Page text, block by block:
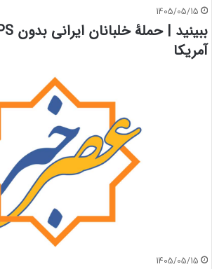
1405/05/15
آمریکا
1405/05/15